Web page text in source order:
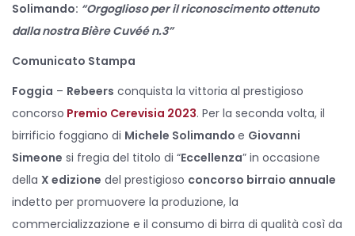
o
n
i
Solimando: “Orgoglioso per il riconoscimento ottenuto
dalla nostra Bière Cuvéé n.3”
Comunicato Stampa
Foggia – Rebeers conquista la vittoria al prestigioso
concorso Premio Cerevisia 2023. Per la seconda volta, il
birrificio foggiano di Michele Solimando e Giovanni
Simeone si fregia del titolo di “Eccellenza” in occasione
della X edizione del prestigioso concorso birraio annuale
indetto per promuovere la produzione, la
commercializzazione e il consumo di birra di qualità così da